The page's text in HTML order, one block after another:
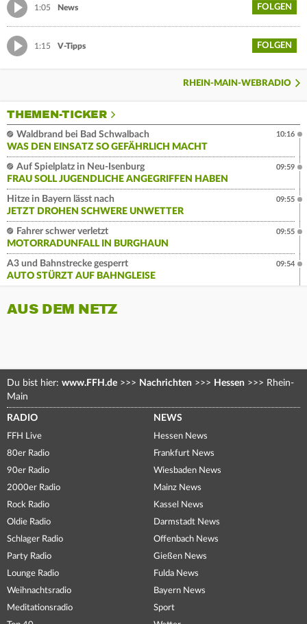
1:05 News FOLGEN
1:15 V-Tipps FOLGEN
RHEIN-MAIN-WEBRADIO
THEMEN-TICKER
Waldbrand bei Bad Schwalbach
WAS DEN EINSATZ SO GEFÄHRLICH MACHT
10:16
Auf Spielplatz in Neu-Isenburg
FRAU SOLL JUGENDLICHE ANGEGRIFFEN HABEN
09:59
Hitze in Bayern lässt nach
JETZT DROHEN SCHWERE UNWETTER
09:55
Fahrer schwer verletzt
MOTORRADUNFALL IN BURGHAUN
09:55
A3 und Bahnstrecke gesperrt
AUTO STÜRZT AUF BAHNGLEISE
09:54
AUS DEM NETZ
Du bist hier: www.FFH.de >>> Nachrichten >>> Hessen >>> Rhein-
Main
RADIO
FFH Live
80er Radio
90er Radio
2000er Radio
Rock Radio
Oldie Radio
Schlager Radio
Party Radio
Lounge Radio
Weihnachtsradio
Meditationsradio
NEWS
Hessen News
Frankfurt News
Wiesbaden News
Mainz News
Kassel News
Darmstadt News
Offenbach News
Gießen News
Fulda News
Bayern News
Sport